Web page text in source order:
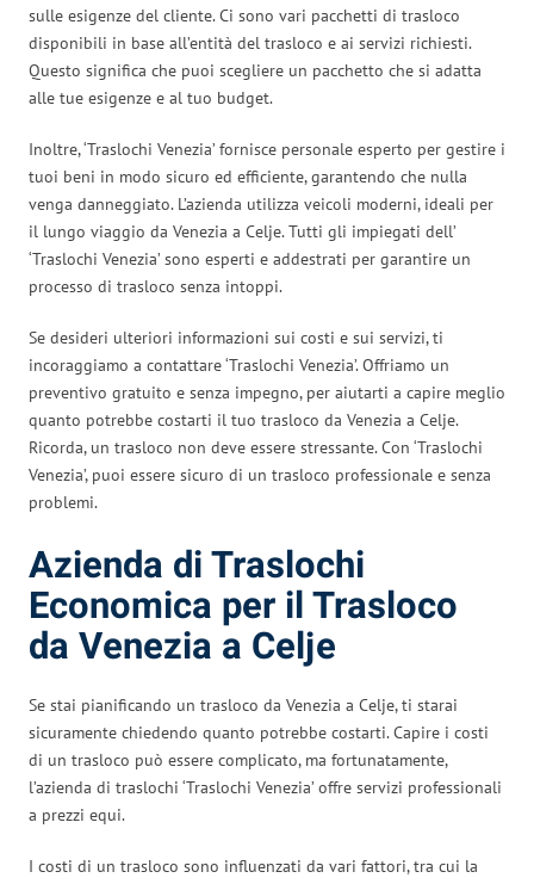
sulle esigenze del cliente. Ci sono vari pacchetti di trasloco
disponibili in base all’entità del trasloco e ai servizi richiesti.
Questo significa che puoi scegliere un pacchetto che si adatta
alle tue esigenze e al tuo budget.
Inoltre, ‘Traslochi Venezia’ fornisce personale esperto per gestire i
tuoi beni in modo sicuro ed efficiente, garantendo che nulla
venga danneggiato. L’azienda utilizza veicoli moderni, ideali per
il lungo viaggio da Venezia a Celje. Tutti gli impiegati dell’
‘Traslochi Venezia’ sono esperti e addestrati per garantire un
processo di trasloco senza intoppi.
Se desideri ulteriori informazioni sui costi e sui servizi, ti
incoraggiamo a contattare ‘Traslochi Venezia’. Offriamo un
preventivo gratuito e senza impegno, per aiutarti a capire meglio
quanto potrebbe costarti il tuo trasloco da Venezia a Celje.
Ricorda, un trasloco non deve essere stressante. Con ‘Traslochi
Venezia’, puoi essere sicuro di un trasloco professionale e senza
problemi.
Azienda di Traslochi
Economica per il Trasloco
da Venezia a Celje
Se stai pianificando un trasloco da Venezia a Celje, ti starai
sicuramente chiedendo quanto potrebbe costarti. Capire i costi
di un trasloco può essere complicato, ma fortunatamente,
l’azienda di traslochi ‘Traslochi Venezia’ offre servizi professionali
a prezzi equi.
I costi di un trasloco sono influenzati da vari fattori, tra cui la